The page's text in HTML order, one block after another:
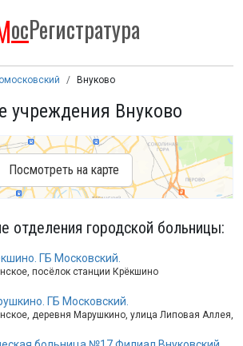
осРегистратура
Внуково
учреждения Внуково
Посмотреть на карте
отделения городской больницы:
ГБ Московский.
посёлок станции Крёкшино
ГБ Московский.
деревня Марушкино, улица Липовая Аллея, 5